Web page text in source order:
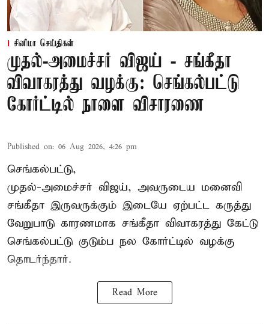
சினிமா செய்திகள்
முதல்-அமைச்சர் விஜய் - சங்கீதா
விவாகரத்து வழக்கு: செங்கல்பட்டு
கோர்ட்டில் நாளை விசாரணை
Published on: 06 Aug 2026, 4:26 pm
செங்கல்பட்டு,
முதல்-அமைச்சர் விஜய், அவருடைய மனைவி
சங்கீதா இருவருக்கும் இடையே ஏற்பட்ட கருத்து
வேறுபாடு காரணமாக சங்கீதா விவாகரத்து கேட்டு
செங்கல்பட்டு குடும்ப நல கோர்ட்டில் வழக்கு
தொடர்ந்தார்.
Read More